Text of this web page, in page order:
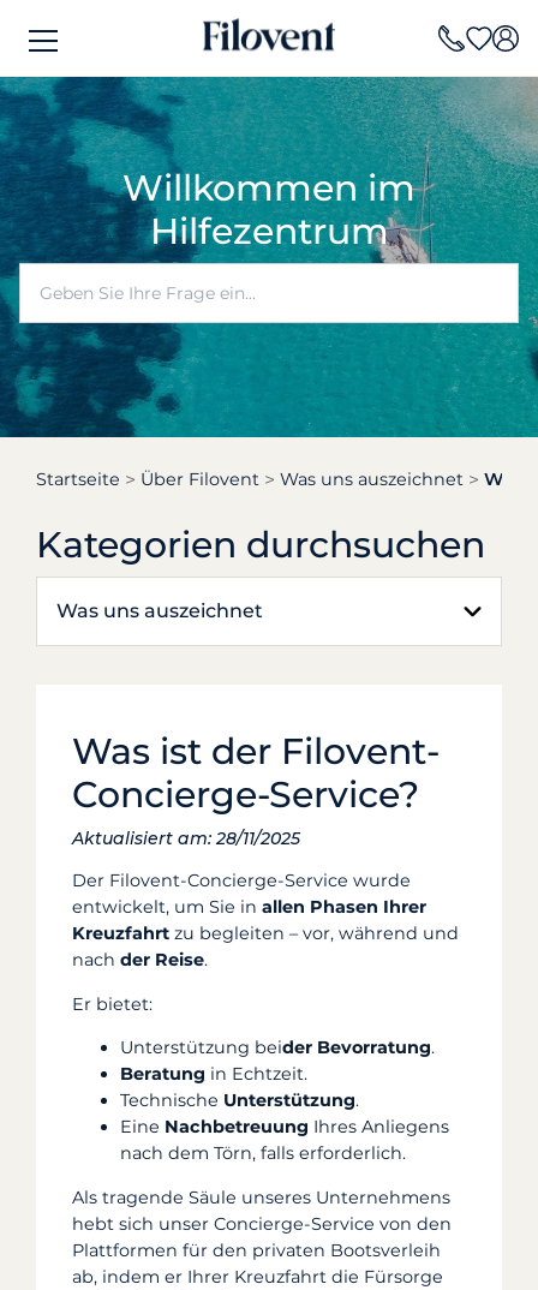
Willkommen im
Hilfezentrum
Startseite Über Filovent Was uns auszeichnet Was
Kategorien durchsuchen
Was uns auszeichnet
Was ist der Filovent-
Concierge-Service?
Aktualisiert am: 28/11/2025
Der Filovent-Concierge-Service wurde
entwickelt, um Sie in allen Phasen Ihrer
Kreuzfahrt zu begleiten – vor, während und
nach der Reise.
Er bietet:
Unterstützung beider Bevorratung.
Beratung in Echtzeit.
Technische Unterstützung.
Eine Nachbetreuung Ihres Anliegens
nach dem Törn, falls erforderlich.
Als tragende Säule unseres Unternehmens
hebt sich unser Concierge-Service von den
Plattformen für den privaten Bootsverleih
ab, indem er Ihrer Kreuzfahrt die Fürsorge